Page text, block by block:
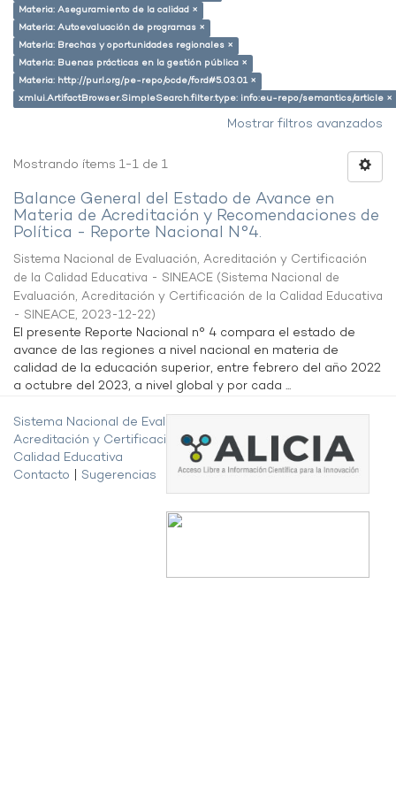
Materia: Aseguramiento de la calidad ×
Materia: Autoevaluación de programas ×
Materia: Brechas y oportunidades regionales ×
Materia: Buenas prácticas en la gestión pública ×
Materia: http://purl.org/pe-repo/ocde/ford#5.03.01 ×
xmlui.ArtifactBrowser.SimpleSearch.filter.type: info:eu-repo/semantics/article ×
Mostrar filtros avanzados
Mostrando ítems 1-1 de 1
Balance General del Estado de Avance en
Materia de Acreditación y Recomendaciones de
Política - Reporte Nacional N°4.
Sistema Nacional de Evaluación, Acreditación y Certificación
de la Calidad Educativa - SINEACE (Sistema Nacional de
Evaluación, Acreditación y Certificación de la Calidad Educativa
- SINEACE, 2023-12-22)
El presente Reporte Nacional n° 4 compara el estado de
avance de las regiones a nivel nacional en materia de
calidad de la educación superior, entre febrero del año 2022
a octubre del 2023, a nivel global y por cada ...
Sistema Nacional de Evaluación,
Acreditación y Certificación de la
Calidad Educativa
Contacto
Sugerencias